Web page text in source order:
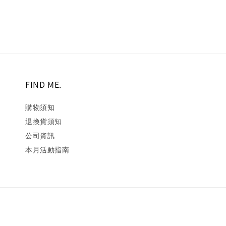
FIND ME.
購物須知
退換貨須知
公司資訊
本月活動指南